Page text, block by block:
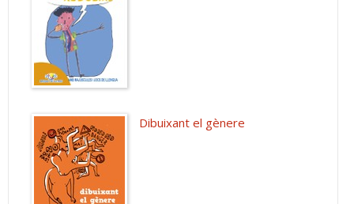
Dibuixant el gènere